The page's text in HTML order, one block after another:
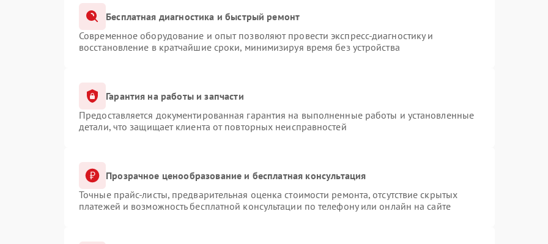
Бесплатная диагностика и быстрый ремонт
Современное оборудование и опыт позволяют провести экспресс-диагностику и
восстановление в кратчайшие сроки, минимизируя время без устройства
Гарантия на работы и запчасти
Предоставляется документированная гарантия на выполненные работы и установленные
детали, что защищает клиента от повторных неисправностей
Прозрачное ценообразование и бесплатная консультация
Точные прайс-листы, предварительная оценка стоимости ремонта, отсутствие скрытых
платежей и возможность бесплатной консультации по телефону или онлайн на сайте